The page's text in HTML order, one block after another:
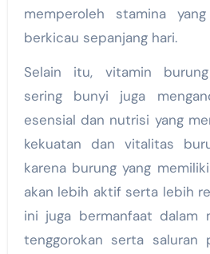
memperoleh stamina
berkicau sepanjang hari.
Selain itu, vitamin
sering bunyi juga
esensial dan nutrisi yang
kekuatan dan vitalitas
karena burung yang
akan lebih aktif serta lebih
ini juga bermanfaat dalam
tenggorokan serta saluran